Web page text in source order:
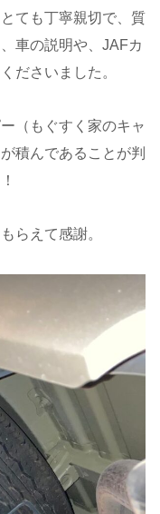
ても丁寧親切で、質
車の説明や、JAFカ
ださいました。
（もぐすく家のキャ
積んであることが判
らえて感謝。